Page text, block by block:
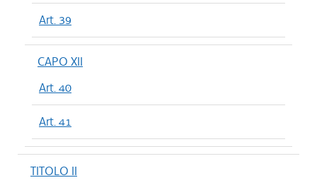
Art. 39
CAPO XII
Art. 40
Art. 41
TITOLO II